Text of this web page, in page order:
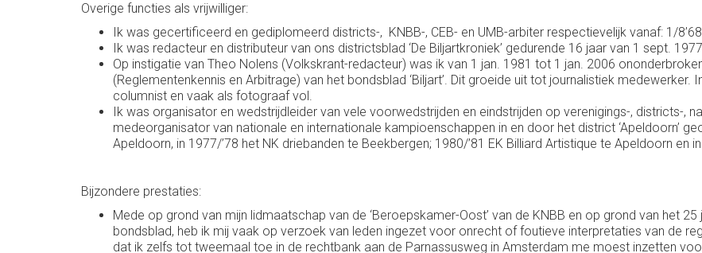
Overige functies als vrijwilliger:
Ik was gecertificeerd en gediplomeerd districts-, KNBB-, CEB- en UMB-arbiter respectievelijk vanaf: 1/
Ik was redacteur en distributeur van ons districtsblad ‘De Biljartkroniek’ gedurende 16 jaar van 1 sept.
Op instigatie van Theo Nolens (Volkskrant-redacteur) was ik van 1 jan. 1981 tot 1 jan. 2006
(Reglementenkennis en Arbitrage) van het bondsblad ‘Biljart’. Dit groeide uit tot journalistiek medewerker.
columnist en vaak als fotograaf vol.
Ik was organisator en wedstrijdleider van vele voorwedstrijden en eindstrijden op verenigings-, districts-,
medeorganisator van nationale en internationale kampioenschappen in en door het district ‘Apeldoorn’
Apeldoorn, in 1977/’78 het NK driebanden te Beekbergen; 1980/’81 EK Billiard Artistique te Apeldoorn en
Bijzondere prestaties:
Mede op grond van mijn lidmaatschap van de ‘Beroepskamer-Oost’ van de KNBB en op grond van het
bondsblad, heb ik mij vaak op verzoek van leden ingezet voor onrecht of foutieve interpretaties van de
dat ik zelfs tot tweemaal toe in de rechtbank aan de Parnassusweg in Amsterdam me moest inzetten